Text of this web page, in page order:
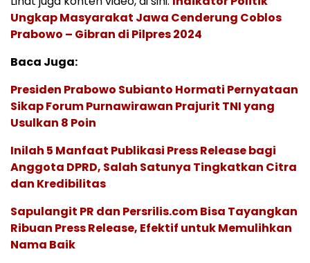
Ungkap Masyarakat Jawa Cenderung Coblos
Prabowo – Gibran di Pilpres 2024
Baca Juga:
Presiden Prabowo Subianto Hormati Pernyataan
Sikap Forum Purnawirawan Prajurit TNI yang
Usulkan 8 Poin
Inilah 5 Manfaat Publikasi Press Release bagi
Anggota DPRD, Salah Satunya Tingkatkan Citra
dan Kredibilitas
Sapulangit PR dan Persrilis.com Bisa Tayangkan
Ribuan Press Release, Efektif untuk Memulihkan
Nama Baik